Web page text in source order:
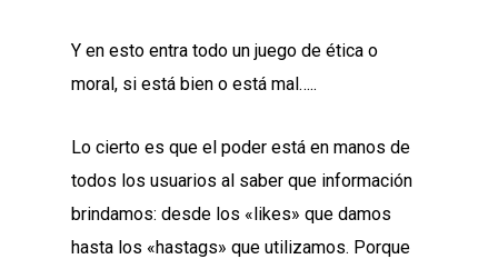
Y en esto entra todo un juego de ética o
moral, si está bien o está mal…..
Lo cierto es que el poder está en manos de
todos los usuarios al saber que información
brindamos: desde los «likes» que damos
hasta los «hastags» que utilizamos. Porque